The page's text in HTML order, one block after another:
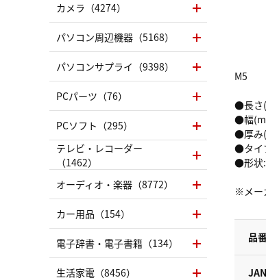
M5
●長さ
●幅
●厚み
●タイ
●形状
※メー
品
カメラ（4274）
パソコン周辺機器（5168）
パソコンサプライ（9398）
PCパーツ（76）
PCソフト（295）
テレビ・レコーダー
（1462）
オーディオ・楽器（8772）
カー用品（154）
電子辞書・電子書籍（134）
生活家電（8456）